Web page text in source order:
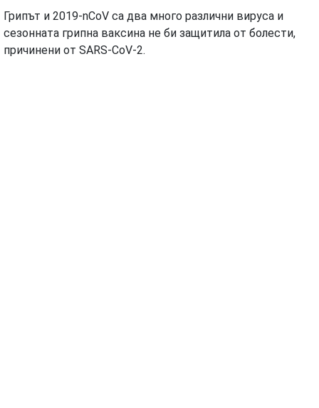
Грипът и 2019-nCoV са два много различни вируса и
сезонната грипна ваксина не би защитила от болести,
причинени от SARS-CoV-2.